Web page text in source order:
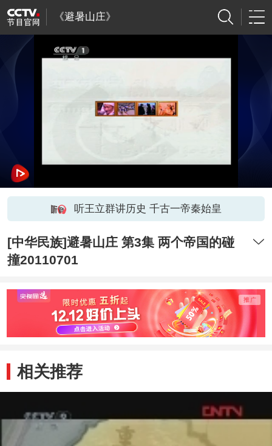
《避暑山庄》
听王立群讲历史 千古一帝秦始皇
[中华民族]避暑山庄 第3集 两个帝国的碰
撞20110701
相关推荐